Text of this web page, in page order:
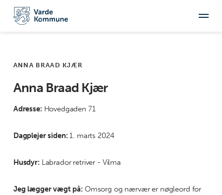
ANNA BRAAD KJÆR
Anna Braad Kjær
Adresse: Hovedgaden 71
Dagplejer siden:1. marts 2024
Husdyr: Labrador retriver - Vilma
Jeg lægger vægt på: Omsorg og nærvær er nøgleord for